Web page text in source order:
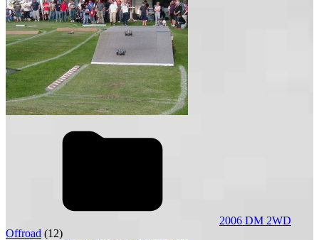
2006 DM 2WD
Offroad (12)